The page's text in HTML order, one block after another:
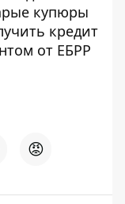
купюры
кредит
от ЕБРР
😡